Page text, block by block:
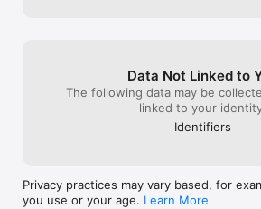
Data Not Linked to
The following data may be
linked to your
Identifiers
Privacy practices may vary based, for
you use or your age. Learn More